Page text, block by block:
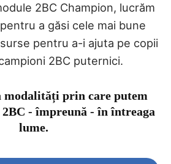
2BC Champion, lucrăm
a găsi cele mai bune
pentru a-i ajuta pe copii
2BC puternici.
modalități prin care putem
- împreună - în întreaga
lume.